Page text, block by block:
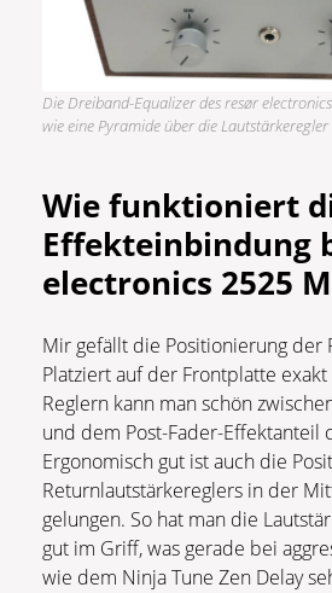
Die Dreiband-Equalizer des resør
wie eine Pyramide über die
Wie funktioniert
Effekteinbindung
electronics 2525
Mir gefällt die Positionierung der
Platziert auf der Frontplatte
Reglern kann man schön
und dem Post-Fader-Effektanteil
Ergonomisch gut ist auch die
Returnlautstärkereglers in der
gelungen. So hat man die
gut im Griff, was gerade bei
wie dem Ninja Tune Zen Delay